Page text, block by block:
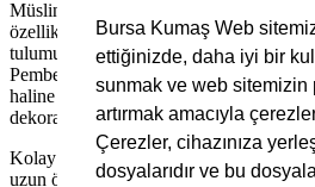
Bursa Kumaş Web
ettiğinizde, daha iyi bir
sunmak ve web sitemizin
artırmak amacıyla
Çerezler, cihazınıza
dosyalarıdır ve bu
Müslin kumaşlar, yumuşak dokusu ve
özellikle bebek battaniyesi, ağız mendili,
tulumu gibi hassas ciltlere uygun
Pembe çizgili tasarımı ise bu kumaşı
haline getirir. Ayrıca şal, masa örtüsü,
dekoratif ve günlük kullanım ürünleri
Kolay yıkanabilir ve çabuk kuruyan
uzun ömürlü kullanım sağlar. Antialerjik